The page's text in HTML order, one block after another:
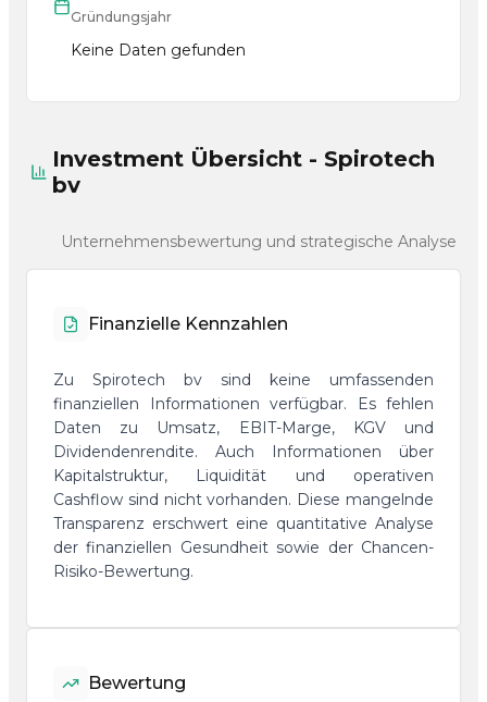
Gründungsjahr
Keine Daten gefunden
Investment Übersicht - Spirotech
bv
Unternehmensbewertung und strategische Analyse
Finanzielle Kennzahlen
Zu Spirotech bv sind keine umfassenden
finanziellen Informationen verfügbar. Es fehlen
Daten zu Umsatz, EBIT-Marge, KGV und
Dividendenrendite. Auch Informationen über
Kapitalstruktur, Liquidität und operativen
Cashflow sind nicht vorhanden. Diese mangelnde
Transparenz erschwert eine quantitative Analyse
der finanziellen Gesundheit sowie der Chancen-
Risiko-Bewertung.
Bewertung